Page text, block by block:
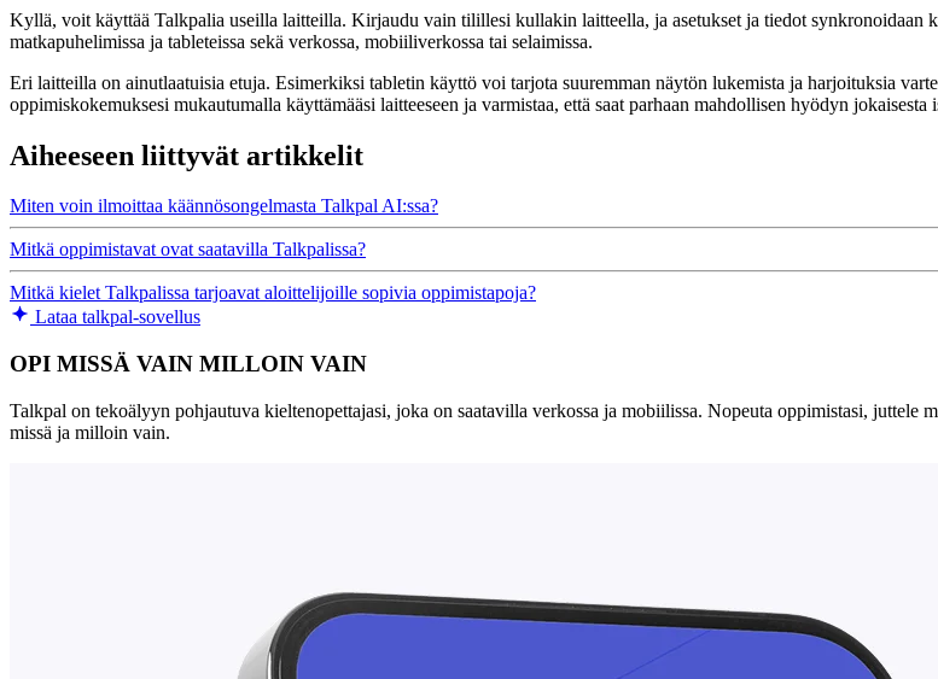
Kyllä, voit käyttää Talkpalia useilla laitteilla. Kirjaudu vain tilillesi kullakin laitteella, ja asetukset ja tiedot
matkapuhelimissa ja tableteissa sekä verkossa, mobiiliverkossa tai selaimissa.
Eri laitteilla on ainutlaatuisia etuja. Esimerkiksi tabletin käyttö voi tarjota suuremman näytön lukemista ja harjoituksia
oppimiskokemuksesi mukautumalla käyttämääsi laitteeseen ja varmistaa, että saat parhaan mahdollisen hyödyn jokaisesta
Aiheeseen liittyvät artikkelit
Miten voin ilmoittaa käännösongelmasta Talkpal AI:ssa?
Mitkä oppimistavat ovat saatavilla Talkpalissa?
Mitkä kielet Talkpalissa tarjoavat aloittelijoille sopivia oppimistapoja?
Lataa talkpal-sovellus
OPI MISSÄ VAIN MILLOIN VAIN
Talkpal on tekoälyyn pohjautuva kieltenopettajasi, joka on saatavilla verkossa ja mobiilissa. Nopeuta oppimistasi, juttele
missä ja milloin vain.